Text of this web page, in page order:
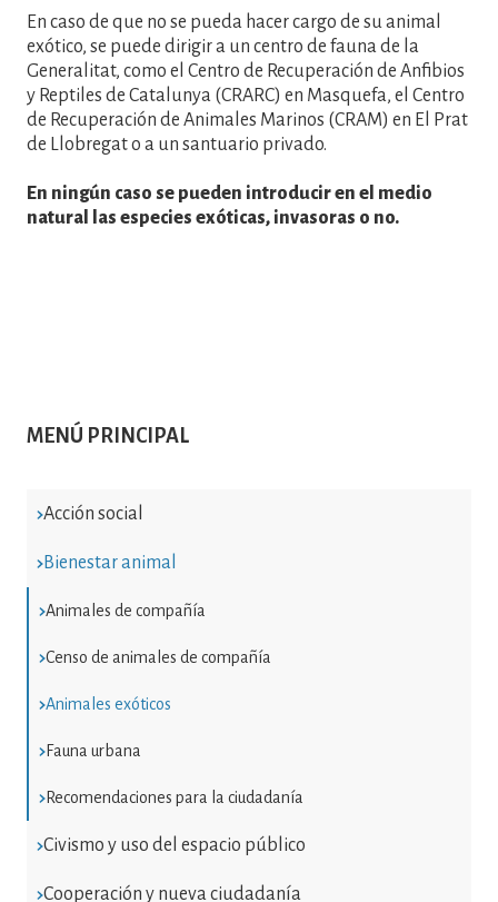
MENÚ PRINCIPAL
Acción social
Bienestar animal
Animales de compañía
Censo de animales de compañía
Animales exóticos
Fauna urbana
Recomendaciones para la ciudadanía
Civismo y uso del espacio público
Cooperación y nueva ciudadanía
En caso de que no se pueda hacer cargo de su animal
exótico, se puede dirigir a un centro de fauna de la
Generalitat, como el Centro de Recuperación de Anfibios
y Reptiles de Catalunya (CRARC) en Masquefa, el Centro
de Recuperación de Animales Marinos (CRAM) en El Prat
de Llobregat o a un santuario privado.
En ningún caso se pueden introducir en el medio
natural las especies exóticas, invasoras o no.